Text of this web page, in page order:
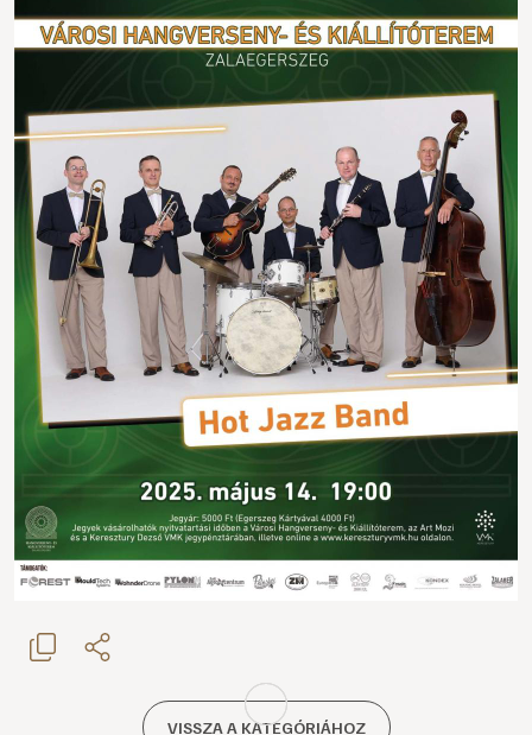
VISSZA A KATEGÓRIÁHOZ